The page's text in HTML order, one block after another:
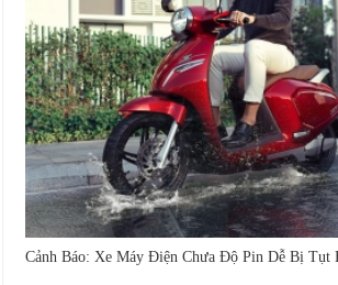
Cảnh Báo: Xe Máy Điện Chưa Độ Pin Dễ Bị Tụt